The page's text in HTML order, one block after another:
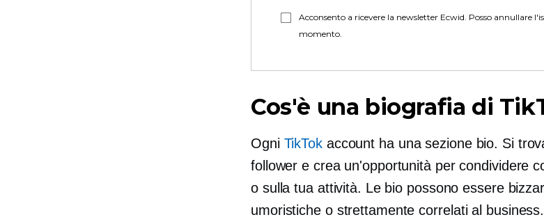
Acconsento a ricevere la newsletter Ecwid. Posso annullare
momento.
Cos'è una biografia di
Ogni TikTokaccount ha una sezione bio. Si
follower e crea un'opportunità per condividere
o sulla tua attività. Le bio possono essere
umoristiche o strettamentecorrelati al business.